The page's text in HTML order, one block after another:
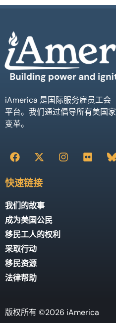
iAmerica 是国际服务雇员工会
平台。我们通过倡导所有美国
变革。
快速链接
我们的故事
成为美国公民
移民工人的权利
采取行动
移民资源
法律帮助
版权所有 ©2026 iAmerica